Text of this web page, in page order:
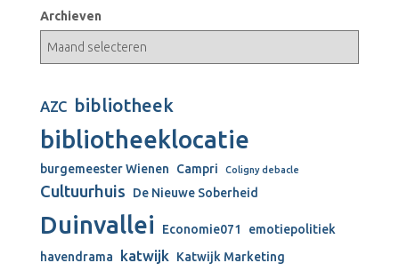
Archieven
AZC bibliotheek
bibliotheeklocatie
burgemeester Wienen Campri Coligny debacle
Cultuurhuis De Nieuwe Soberheid
Duinvallei Economie071
emotiepolitiek
havendrama
katwijk Katwijk Marketing